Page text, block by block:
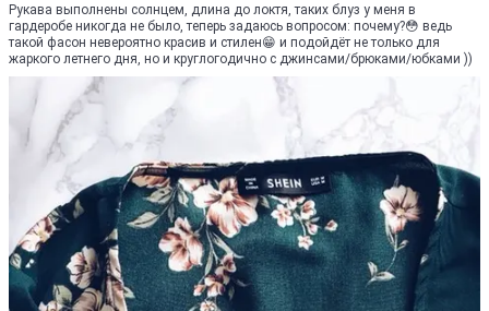
Рукава выполнены солнцем, длина до локтя, таких блуз у меня в
гардеробе никогда не было, теперь задаюсь вопросом: почему?😳 ведь
такой фасон невероятно красив и стилен😁 и подойдёт не только для
жаркого летнего дня, но и круглогодично с джинсами/брюками/юбками ))